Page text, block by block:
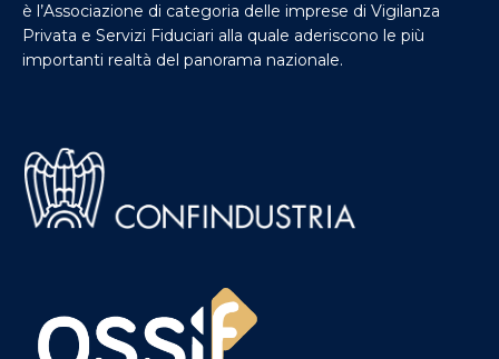
è l’Associazione di categoria delle imprese di Vigilanza
Privata e Servizi Fiduciari alla quale aderiscono le più
importanti realtà del panorama nazionale.